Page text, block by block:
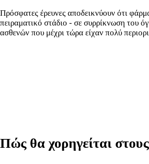
Πρόσφατες έρευνες αποδεικνύουν ότι
πειραματικό στάδιο - σε συρρίκνωση του
ασθενών που μέχρι τώρα είχαν πολύ
Πώς θα χορηγείται